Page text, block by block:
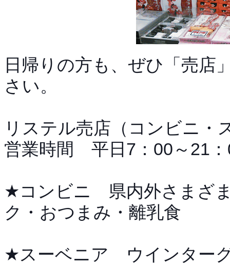
日帰りの方も、ぜひ「売店
さい。
リステル売店（コンビニ・
営業時間 平日7：00～21
★コンビニ 県内外さまざ
ク・おつまみ・離乳食
★スーベニア ウインター